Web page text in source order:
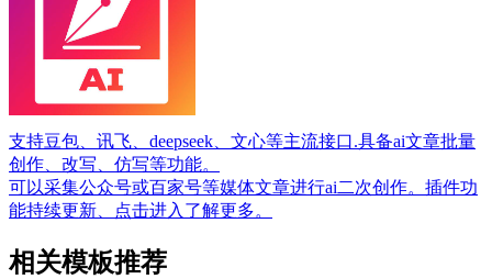
支持豆包、讯飞、deepseek、文心等主流接口.具备ai文章批量
创作、改写、仿写等功能。
可以采集公众号或百家号等媒体文章进行ai二次创作。插件功
能持续更新、点击进入了解更多。
相关模板推荐